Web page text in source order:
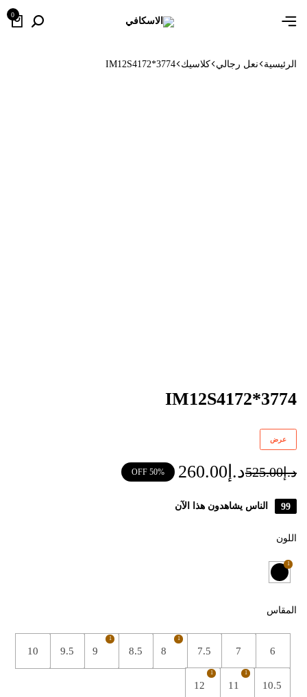
0
الرئيسية نعل رجالي كلاسيك IM12S4172*3774
IM12S4172*3774
عرض
د.إ525.00د.إ 260.00
50% OFF
99 الناس يشاهدون هذا الآن
اللون
1
المقاس
6
7
7.5
1
8
8.5
1
9
9.5
10
10.5
1
11
1
12